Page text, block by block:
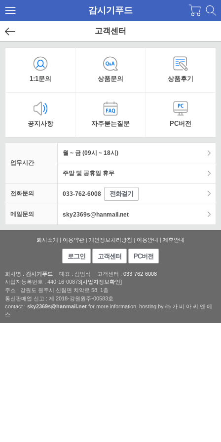
감시기푸드
고객센터
1:1문의 상품문의 상품후기
공지사항 자주묻는질문 PC버전
업무시간
월 ~ 금 (09시 ~ 18시)
주말 및 공휴일 휴무
전화문의 033-762-6008 전화걸기
메일문의 sky2369s@hanmail.net
회사소개 | 이용약관 | 개인정보처리방침 | 이용안내 | 제휴안내
로그인 고객센터 PC버전
회사명 : 감시기푸드 대표 : 심범석 고객센터 : 033-762-6008
사업자등록번호 : 440-16-00873[사업자정보확인]
주소 : 강원도 원주시 신림면 치악로 58, 1층
통신판매업 신고 : 제 2018-강원원주-00583호
contact : sky2369s@hanmail.net for more information. hosting by ㈜ 가 비 아 씨 엔 에
스